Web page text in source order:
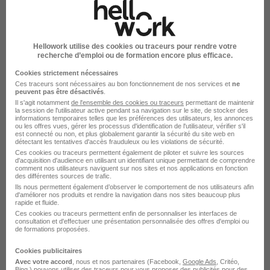
33 000 - 38 000 € / an
Voir l’offre
il y a 22 jours
Superviseur HSE H/F
Saint-Paul-lès-Durance - 13 CDI
Voir l’offre
il y a 22 jours
Superviseur HSE H/F
Martigues - 13 CDI 40 000 - 45 000 € / an
Voir l’offre
Hellowork utilise des cookies ou traceurs pour rendre votre
recherche d’emploi ou de formation encore plus efficace.
Cookies strictement nécessaires
Ces traceurs sont nécessaires au bon fonctionnement de nos services et ne
peuvent pas être désactivés
Il s'agit notamment de l'ensemble des cookies ou traceurs permettant de maintenir
la session de l'utilisateur active pendant sa navigation sur le site, de stocker des
informations temporaires telles que les préférences des utilisateurs, les annonces
ou les offres vues, gérer les processus d'identification de l'utilisateur, vérifier s'il
est connecté ou non, et plus globalement garantir la sécurité du site web en
détectant les tentatives d'accès frauduleux ou les violations de sécurité.
Ces cookies ou traceurs permettent également de piloter et suivre les sources
d'acquisition d'audience en utilisant un identifiant unique permettant de comprendre
comment nos utilisateurs naviguent sur nos sites et nos applications en fonction
des différentes sources de trafic.
Ils nous permettent également d’observer le comportement de nos utilisateurs afin
d'améliorer nos produits et rendre la navigation dans nos sites beaucoup plus
rapide et fluide.
Ces cookies ou traceurs permettent enfin de personnaliser les interfaces de
consultation et d'effectuer une présentation personnalisée des offres d'emploi ou
de formations proposées.
Cookies publicitaires
Avec votre accord , nous et nos partenaires (Facebook, Google Ads , Critéo,